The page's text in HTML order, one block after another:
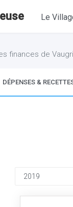
Le
finances de
DÉPENSES &